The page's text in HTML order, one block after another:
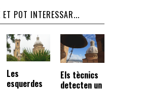
ET POT INTERESSAR...
Les
esquerdes
Els tècnics
detecten un